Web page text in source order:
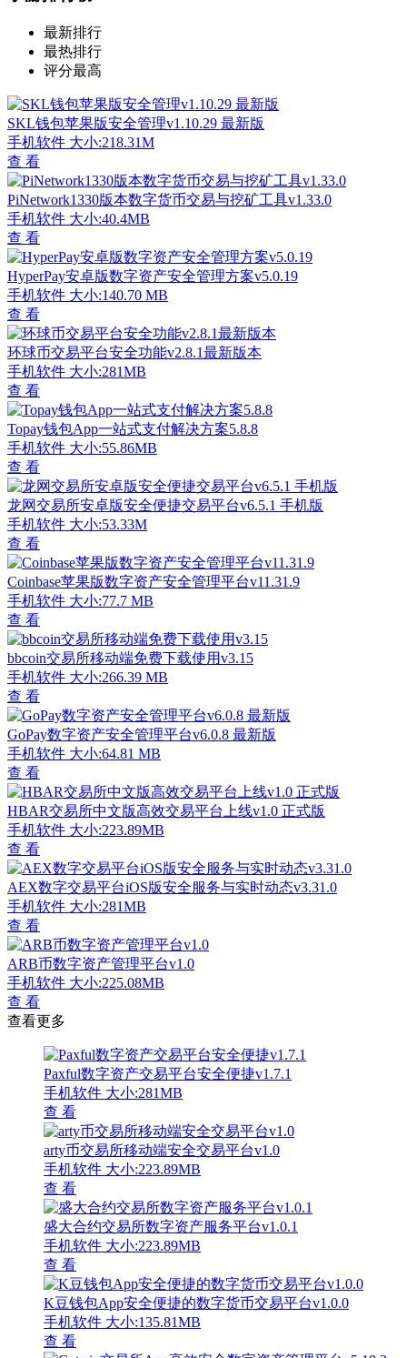
最新排行
最热排行
评分最高
SKL钱包苹果版安全管理v1.10.29 最新版
手机软件 大小:218.31M
查 看
PiNetwork1330版本数字货币交易与挖矿工具v1.33.0
手机软件 大小:40.4MB
查 看
HyperPay安卓版数字资产安全管理方案v5.0.19
手机软件 大小:140.70 MB
查 看
环球币交易平台安全功能v2.8.1最新版本
手机软件 大小:281MB
查 看
Topay钱包App一站式支付解决方案5.8.8
手机软件 大小:55.86MB
查 看
龙网交易所安卓版安全便捷交易平台v6.5.1 手机版
手机软件 大小:53.33M
查 看
Coinbase苹果版数字资产安全管理平台v11.31.9
手机软件 大小:77.7 MB
查 看
bbcoin交易所移动端免费下载使用v3.15
手机软件 大小:266.39 MB
查 看
GoPay数字资产安全管理平台v6.0.8 最新版
手机软件 大小:64.81 MB
查 看
HBAR交易所中文版高效交易平台上线v1.0 正式版
手机软件 大小:223.89MB
查 看
AEX数字交易平台iOS版安全服务与实时动态v3.31.0
手机软件 大小:281MB
查 看
ARB币数字资产管理平台v1.0
手机软件 大小:225.08MB
查 看
查看更多
Paxful数字资产交易平台安全便捷v1.7.1
手机软件 大小:281MB
查 看
arty币交易所移动端安全交易平台v1.0
手机软件 大小:223.89MB
查 看
盛大合约交易所数字资产服务平台v1.0.1
手机软件 大小:223.89MB
查 看
K豆钱包App安全便捷的数字货币交易平台v1.0.0
手机软件 大小:135.81MB
查 看